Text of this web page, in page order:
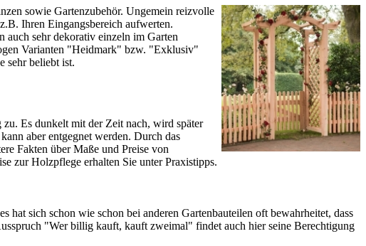
sowie Gartenzubehör. Ungemein reizvolle
Ihren Eingangsbereich aufwerten.
auch sehr dekorativ einzeln im Garten
Varianten "Heidmark" bzw. "Exklusiv"
sehr beliebt ist.
Es dunkelt mit der Zeit nach, wird später
aber entgegnet werden. Durch das
Fakten über Maße und Preise von
zur Holzpflege erhalten Sie unterPraxistipps.
sich schon wie schon bei anderen Gartenbauteilen oft bewahrheitet, dass
"Wer billig kauft, kauft zweimal" findet auch hier seine Berechtigung